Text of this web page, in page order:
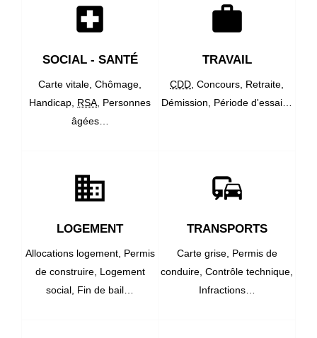
local_hospital
SOCIAL - SANTÉ
Carte vitale,Chômage,
Handicap, RSA Personnes
âgées…
work
TRAVAIL
CDD ,Concours, Retraite,
Démission, Période d'essai…
domain
LOGEMENT
Allocations logement, Permis
de construire, Logement
social, Fin de bail…
commute
TRANSPORTS
Carte grise, Permis de
conduire,Contrôle technique,
Infractions…